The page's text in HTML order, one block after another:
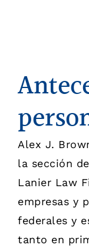
Alex J.
la sección de
Lanier Law
empresas y
federales y
tanto en